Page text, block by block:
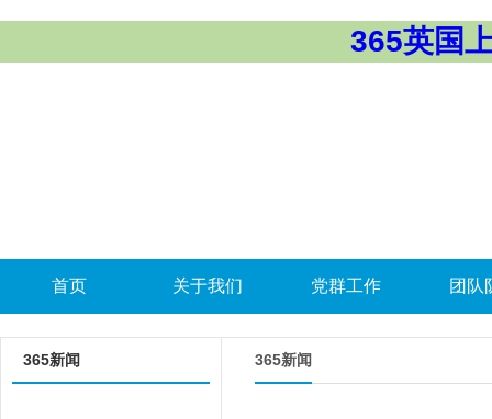
365英国
首页 关于我们 党群工作 团队
365新闻 365新闻